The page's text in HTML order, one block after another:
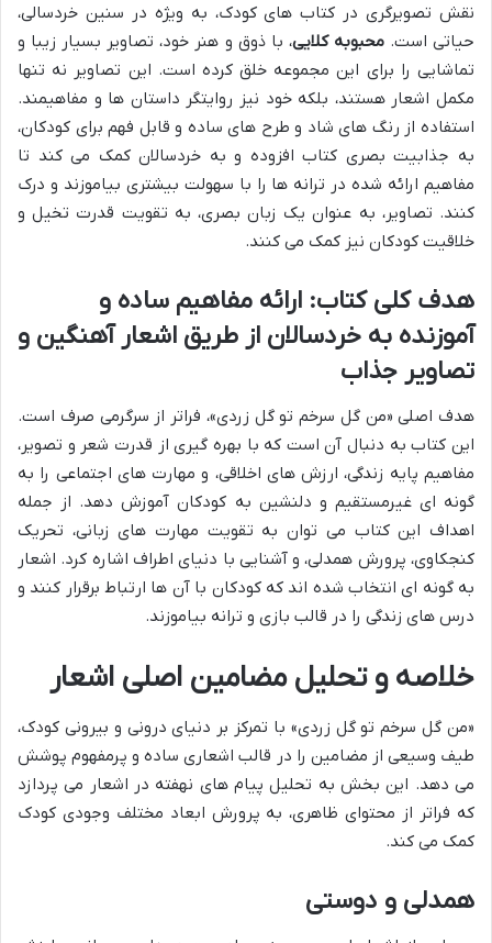
نقش تصویرگری در کتاب های کودک، به ویژه در سنین خردسالی،
حیاتی است.محبوبه کلایی، با ذوق و هنر خود، تصاویر بسیار زیبا و
تماشایی را برای این مجموعه خلق کرده است. این تصاویر نه تنها
مکمل اشعار هستند، بلکه خود نیز روایتگر داستان ها و مفاهیمند.
استفاده از رنگ های شاد و طرح های ساده و قابل فهم برای کودکان،
به جذابیت بصری کتاب افزوده و به خردسالان کمک می کند تا
مفاهیم ارائه شده در ترانه ها را با سهولت بیشتری بیاموزند و درک
کنند. تصاویر، به عنوان یک زبان بصری، به تقویت قدرت تخیل و
خلاقیت کودکان نیز کمک می کنند.
هدف کلی کتاب: ارائه مفاهیم ساده و
آموزنده به خردسالان از طریق اشعار آهنگین و
تصاویر جذاب
هدف اصلی «من گل سرخم تو گل زردی»، فراتر از سرگرمی صرف است.
این کتاب به دنبال آن است که با بهره گیری از قدرت شعر و تصویر،
مفاهیم پایه زندگی، ارزش های اخلاقی، و مهارت های اجتماعی را به
گونه ای غیرمستقیم و دلنشین به کودکان آموزش دهد. از جمله
اهداف این کتاب می توان به تقویت مهارت های زبانی، تحریک
کنجکاوی، پرورش همدلی، و آشنایی با دنیای اطراف اشاره کرد. اشعار
به گونه ای انتخاب شده اند که کودکان با آن ها ارتباط برقرار کنند و
درس های زندگی را در قالب بازی و ترانه بیاموزند.
خلاصه و تحلیل مضامین اصلی اشعار
«من گل سرخم تو گل زردی» با تمرکز بر دنیای درونی و بیرونی کودک،
طیف وسیعی از مضامین را در قالب اشعاری ساده و پرمفهوم پوشش
می دهد. این بخش به تحلیل پیام های نهفته در اشعار می پردازد
که فراتر از محتوای ظاهری، به پرورش ابعاد مختلف وجودی کودک
کمک می کند.
همدلی و دوستی